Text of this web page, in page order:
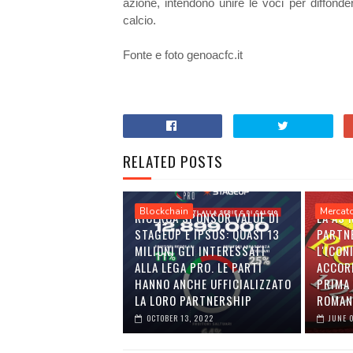
azione, intendono unire le voci per
calcio.
Fonte e foto genoacfc.it
RELATED POSTS
Blockchain
RICERCA SPONSOR VALUE DI
STAGEUP E IPSOS: QUASI 13
MILIONI GLI INTERESSATI
ALLA LEGA PRO. LE PARTI
HANNO ANCHE UFFICIALIZZATO
LA LORO PARTNERSHIP
OCTOBER 13, 2022
LA AS
PRIMA
JUNE